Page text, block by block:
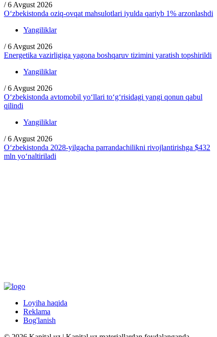
/ 6 Avgust 2026
O‘zbekistonda oziq-ovqat mahsulotlari iyulda qariyb 1% arzonlashdi
Yangiliklar
/ 6 Avgust 2026
Energetika vazirligiga yagona boshqaruv tizimini yaratish topshirildi
Yangiliklar
/ 6 Avgust 2026
O‘zbekistonda avtomobil yo‘llari to‘g‘risidagi yangi qonun qabul
qilindi
Yangiliklar
/ 6 Avgust 2026
O‘zbekistonda 2028-yilgacha parrandachilikni rivojlantirishga $432
mln yo‘naltiriladi
Loyiha haqida
Reklama
Bog'lanish